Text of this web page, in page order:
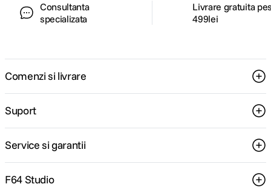
Consultanta
specializata
Livrare gratuita
499lei
Comenzi si livrare
Suport
Service si garantii
F64 Studio